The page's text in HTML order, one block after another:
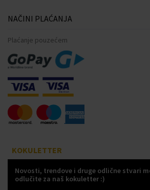
NAČINI PLAĆANJA
Plaćanje pouzećem
KOKULETTER
Novosti, trendove i druge odlične stvari
odlučite za naš kokuletter :)